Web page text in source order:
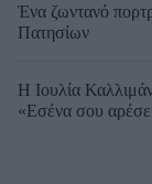
Ένα ζωντανό
Πατησίων
Η Ιουλία
«Εσένα σου